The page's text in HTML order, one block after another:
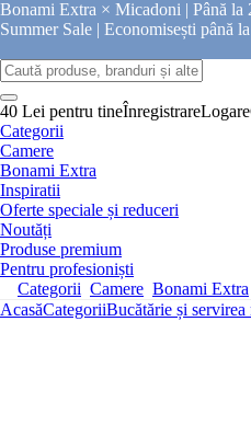
Bonami Extra × Micadoni | Până
Summer Sale | Economisești până
40 Lei pentru tineÎnregistrareLogare
Categorii
Camere
Bonami Extra
Inspiratii
Oferte speciale și reduceri
Noutăți
Produse premium
Pentru profesioniști
Categorii Camere Bonami Extra
AcasăCategoriiBucătărie și servirea